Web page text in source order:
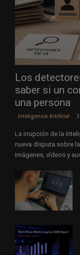
Los
saber si un
una persona
Inteligencia Artificial
La irrupción de la
nueva disputa sobre
imágenes, vídeos y